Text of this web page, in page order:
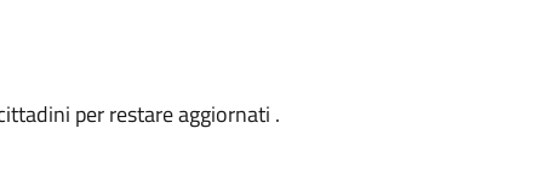
per restare aggiornati .